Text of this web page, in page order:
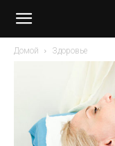
Домой Здоровье